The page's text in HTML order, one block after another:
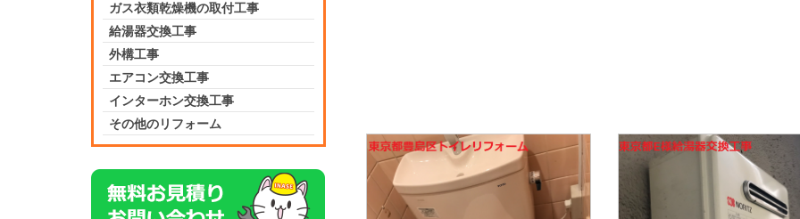
ガス衣類乾燥機の取付工事
給湯器交換工事
外構工事
エアコン交換工事
インターホン交換工事
その他のリフォーム